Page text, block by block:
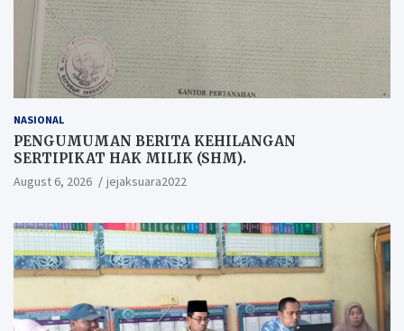
NASIONAL
PENGUMUMAN BERITA KEHILANGAN
SERTIPIKAT HAK MILIK (SHM).
August 6, 2026 jejaksuara2022